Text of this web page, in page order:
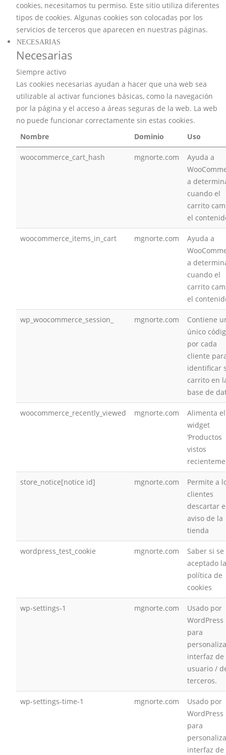
cookies, necesitamos tu permiso. Este sitio utiliza diferentes
tipos de cookies. Algunas cookies son colocadas por los
servicios de terceros que aparecen en nuestras páginas.
NECESARIAS
Necesarias
Siempre activo
Las cookies necesarias ayudan a hacer que una web sea
utilizable al activar funciones básicas, como la navegación
por la página y el acceso a áreas seguras de la web. La web
no puede funcionar correctamente sin estas cookies.
Nombre
Dominio Uso
woocommerce_cart_hash mgnorte.com
Ayuda a
a
cuando el
carrito
el
woocommerce_items_in_cart mgnorte.com
Ayuda a
a
cuando el
carrito
el
wp_woocommerce_session_ mgnorte.com
Contiene
único
por cada
cliente
identificar
carrito en
base de
woocommerce_recently_viewed mgnorte.com
Alimenta el
widget
‘Productos
vistos
store_notice[notice id] mgnorte.com
Permite a
clientes
descartar
aviso de la
tienda
wordpress_test_cookie mgnorte.com
Saber si
aceptado la
política de
cookies
wp-settings-1 mgnorte.com
Usado por
WordPress
para
interfaz de
usuario /
terceros.
wp-settings-time-1 mgnorte.com
Usado por
WordPress
para
interfaz de